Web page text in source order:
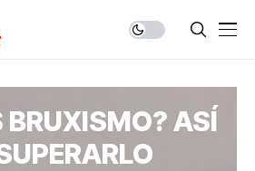
BRUXISMO? ASÍ